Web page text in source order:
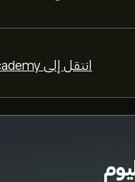
انتقل إلى Academy >